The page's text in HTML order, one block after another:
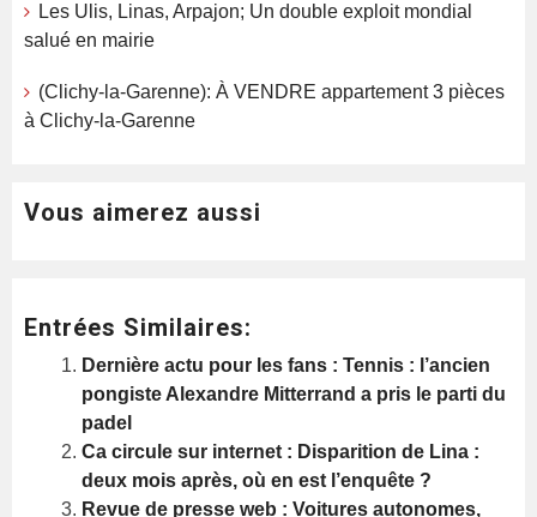
Les Ulis, Linas, Arpajon; Un double exploit mondial
salué en mairie
(Clichy-la-Garenne): À VENDRE appartement 3 pièces
à Clichy-la-Garenne
Vous aimerez aussi
Entrées Similaires:
Dernière actu pour les fans : Tennis : l’ancien
pongiste Alexandre Mitterrand a pris le parti du
padel
Ca circule sur internet : Disparition de Lina :
deux mois après, où en est l’enquête ?
Revue de presse web : Voitures autonomes,